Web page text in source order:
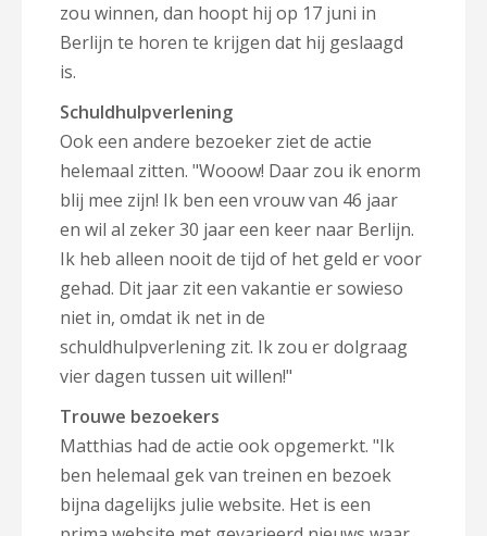
zou winnen, dan hoopt hij op 17 juni in
Berlijn te horen te krijgen dat hij geslaagd
is.
Schuldhulpverlening
Ook een andere bezoeker ziet de actie
helemaal zitten. "Wooow! Daar zou ik enorm
blij mee zijn! Ik ben een vrouw van 46 jaar
en wil al zeker 30 jaar een keer naar Berlijn.
Ik heb alleen nooit de tijd of het geld er voor
gehad. Dit jaar zit een vakantie er sowieso
niet in, omdat ik net in de
schuldhulpverlening zit. Ik zou er dolgraag
vier dagen tussen uit willen!"
Trouwe bezoekers
Matthias had de actie ook opgemerkt. "Ik
ben helemaal gek van treinen en bezoek
bijna dagelijks julie website. Het is een